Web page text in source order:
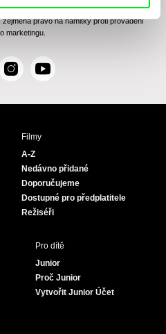
, textu rozumím a souhlasím s ním, přičemž
právo na námitky proti provádění
marketingu.
I
s
Y
u
Filmy
A-Z
Nedávno přidané
Doporučujeme
Dostupné pro předplatitele
Režiséři
Pro dítě
Junior
Proč Junior
Vytvořit Junior Účet